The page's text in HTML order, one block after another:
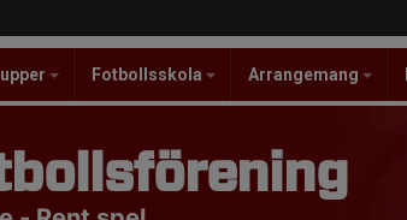
Fotbollsskola Arrangemang